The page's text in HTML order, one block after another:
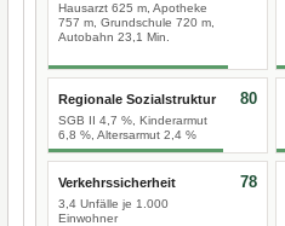
Hausarzt 625 m, Apotheke
757 m, Grundschule 720 m,
Autobahn 23,1 Min.
Regionale Sozialstruktur
SGB II 4,7 %, Kinderarmut
6,8 %, Altersarmut 2,4 %
80
Verkehrssicherheit
3,4 Unfälle je 1.000
Einwohner
78